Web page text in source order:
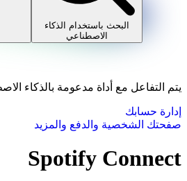
البحث باستخدام الذكاء
الاصطناعي
يتم التفاعل مع أداة مدعومة بالذكاء
إدارة حسابك
صفحتك الشخصية والدفع والمزيد
Spotify Connect